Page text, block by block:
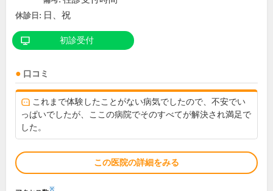
休診日: 日、祝
初診受付
口コミ
これまで体験したことがない病気でしたので、不安でい
っぱいでしたが、ここの病院でそのすべてが解決され満足で
した。
この医院の詳細をみる
※